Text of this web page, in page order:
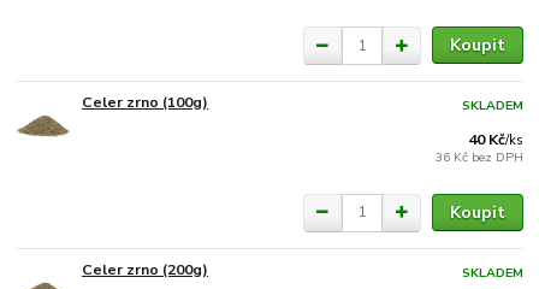
Koupit
Celer zrno (100g)
40 Kč/ks
36 Kč bez DPH
SKLADEM
Koupit
Celer zrno (200g)
SKLADEM